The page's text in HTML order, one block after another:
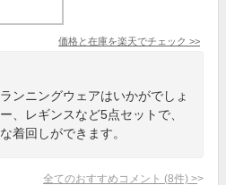
価格と在庫を楽天でチェック >>
ンニングウェアはいかがでしょ
、レギンスなど5点セットで、
着回しができます。
全てのおすすめコメント (8件) >